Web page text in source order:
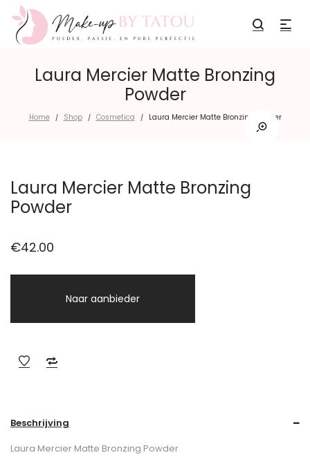
Laura Mercier Matte Bronzing
Powder
Home / Shop / Cosmetica / Laura Mercier Matte Bronzing Powder
Laura Mercier Matte Bronzing
Powder
€42.00
Naar aanbieder
Beschrijving
Laura Mercier Matte Bronzing Powder